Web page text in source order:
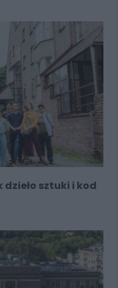
dzieło sztuki i kod